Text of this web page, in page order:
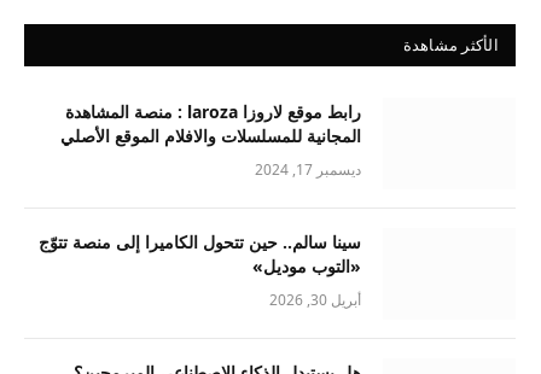
الأكثر مشاهدة
رابط موقع لاروزا laroza : منصة المشاهدة
المجانية للمسلسلات والافلام الموقع الأصلي
ديسمبر 17, 2024
سينا سالم.. حين تتحول الكاميرا إلى منصة تتوّج
«التوب موديل»
أبريل 30, 2026